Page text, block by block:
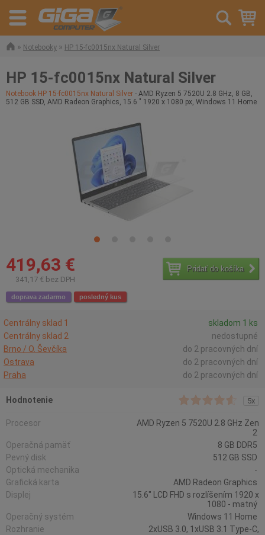
» Notebooky » HP 15-fc0015nx Natural Silver
HP 15-fc0015nx Natural Silver
Notebook HP 15-fc0015nx Natural Silver - AMD Ryzen 5 7520U 2.8 GHz, 8 GB,
512 GB SSD, AMD Radeon Graphics, 15.6 " 1920 x 1080 px, Windows 11 Home
419,63 €
341,17 € bez DPH
Pridať do košíka
doprava zadarmo posledný kus
Centrálny sklad 1
skladom 1 ks
Centrálny sklad 2
nedostupné
Brno / O. Ševčíka
do 2 pracovných dní
Ostrava
do 2 pracovných dní
Praha
do 2 pracovných dní
Hodnotenie 5x
Procesor
AMD Ryzen 5 7520U 2.8 GHz Zen
2
Operačná pamäť
8 GB DDR5
Pevný disk
512 GB SSD
Optická mechanika
-
Grafická karta
AMD Radeon Graphics
Displej
15.6" LCD FHD s rozlíšením 1920 x
1080 - matný
Operačný systém
Windows 11 Home
Rozhranie
2xUSB 3.0, 1xUSB 3.1 Type-C,